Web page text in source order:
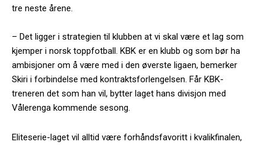
tre neste årene.
– Det ligger i strategien til klubben at vi skal være et lag som
kjemper i norsk toppfotball. KBK er en klubb og som bør ha
ambisjoner om å være med i den øverste ligaen, bemerker
Skiri i forbindelse med kontraktsforlengelsen. Får KBK-
treneren det som han vil, bytter laget hans divisjon med
Vålerenga kommende sesong.
Eliteserie-laget vil alltid være forhåndsfavoritt i kvalikfinalen,